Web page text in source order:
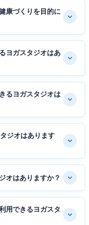
康づくりを目的に
ヨガスタジオはあ
るヨガスタジオは
ジオはあります
オはありますか？
用できるヨガスタ